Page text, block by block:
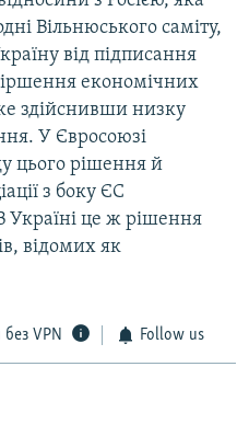
Вільнюського саміту,
від підписання
економічних
здійснивши низку
У Євросоюзі
цього рішення й
з боку ЄС
Україні це ж рішення
відомих як
VPN Follow us